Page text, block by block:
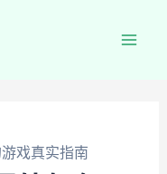
戏真实指南